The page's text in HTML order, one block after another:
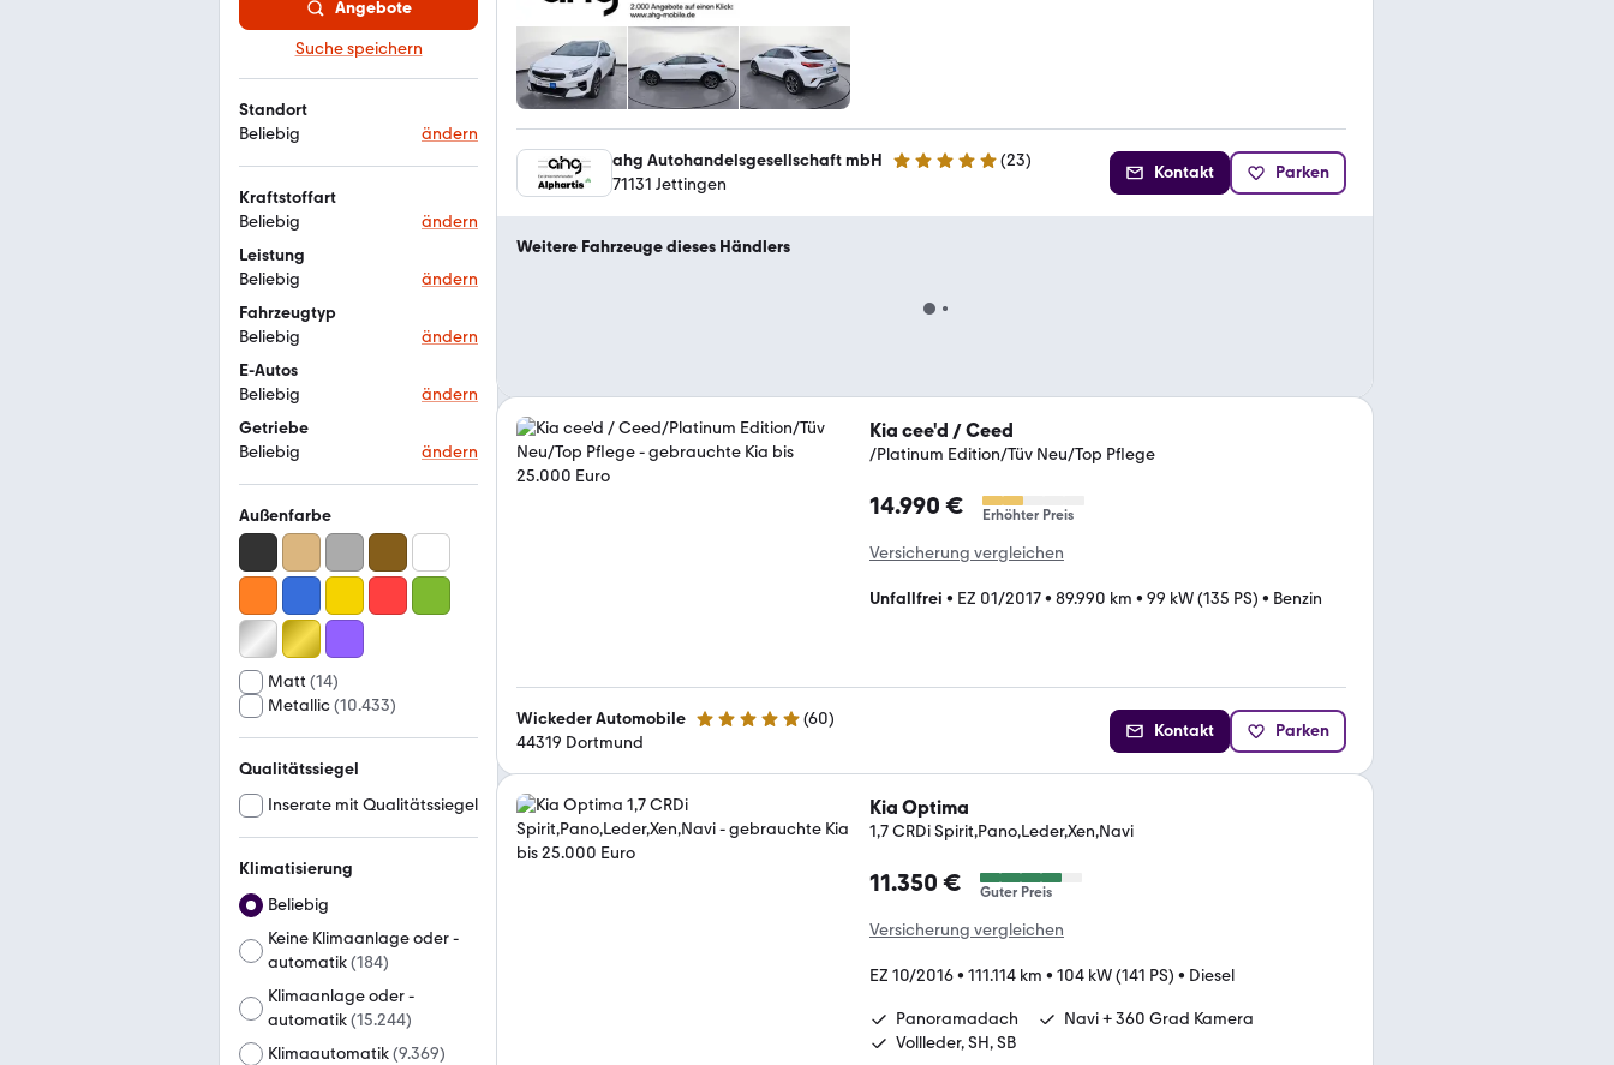
Angebote
Suche speichern
Standort
Beliebig
ändern
Kraftstoffart
Beliebig
ändern
Leistung
Beliebig
ändern
Fahrzeugtyp
Beliebig
ändern
E-Autos
Beliebig
ändern
Getriebe
Beliebig
ändern
Außenfarbe
Matt (14)
Metallic(10.433)
Qualitätssiegel
Inserate mit Qualitätssiegel
Klimatisierung
Beliebig
Keine Klimaanlage oder -
automatik(184)
Klimaanlage oder -
automatik(15.244)
Klimaautomatik(9.369)
ahg Autohandelsgesellschaft mbH 5 Sterne (23)
71131 Jettingen
Kontakt Parken
Weitere Fahrzeuge dieses Händlers
Kia cee'd / Ceed
/Platinum Edition/Tüv Neu/Top Pflege
14.990 € Erhöhter Preis
Versicherung vergleichen
Unfallfrei • EZ 01/2017• 89.990 km • 99 kW (135 PS) • Benzin
Wickeder Automobile 4.9 Sterne (60)
44319 Dortmund
Kontakt Parken
Kia Optima
1,7 CRDi Spirit,Pano,Leder,Xen,Navi
11.350 € Guter Preis
Versicherung vergleichen
EZ 10/2016• 111.114 km • 104 kW (141 PS) • Diesel
Panoramadach
Navi + 360 Grad Kamera
Vollleder, SH, SB